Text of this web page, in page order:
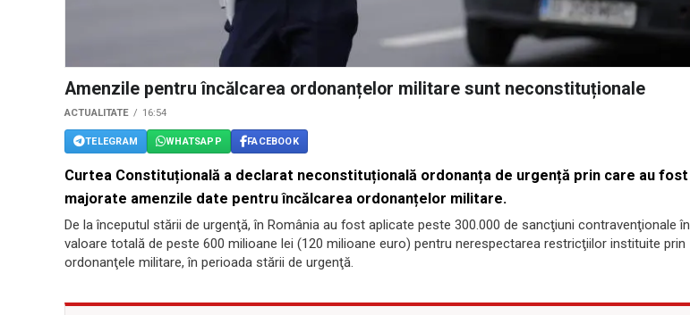
Amenzile pentru încălcarea ordonanțelor militare sunt neconstituționale
ACTUALITATE 16:54
TELEGRAM WHATSAPP FACEBOOK
Curtea Constituțională a declarat neconstituțională ordonanța de urgență prin care au fost
majorate amenzile date pentru încălcarea ordonanțelor militare.
De la începutul stării de urgenţă, în România au fost aplicate peste 300.000 de sancţiuni contravenţionale în
valoare totală de peste 600 milioane lei (120 milioane euro) pentru nerespectarea restricţiilor instituite prin
ordonanţele militare, în perioada stării de urgenţă.